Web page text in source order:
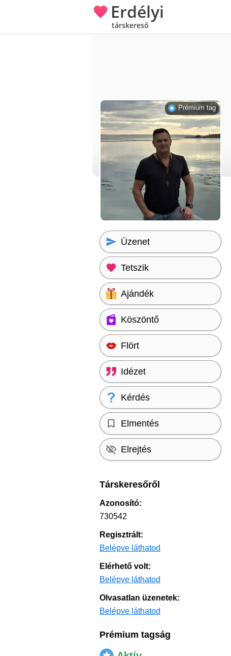
Erdélyi
társkereső
Prémium tag
Üzenet
Tetszik
Ajándék
Köszöntő
Flört
Idézet
Kérdés
Elmentés
Elrejtés
Társkeresőről
Azonosító:
730542
Regisztrált:
Belépve láthatod
Elérhető volt:
Belépve láthatod
Olvasatlan üzenetek:
Belépve láthatod
Prémium tagság